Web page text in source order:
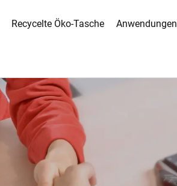
Recycelte Öko-Tasche Anwendungen